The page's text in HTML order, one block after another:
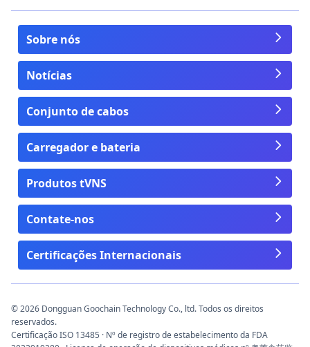
Sobre nós
Notícias
Conjunto de cabos
Carregador e bateria
Produtos tVNS
Contate-nos
Certificações Internacionais
© 2026 Dongguan Goochain Technology Co., ltd. Todos os direitos
reservados.
Certificação ISO 13485 · Nº de registro de estabelecimento da FDA